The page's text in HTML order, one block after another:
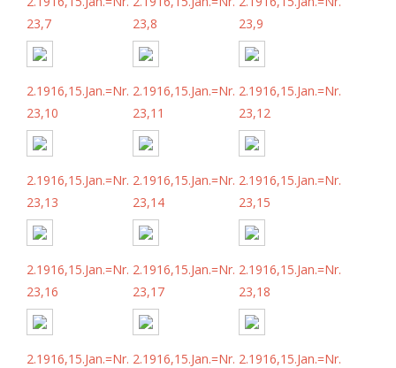
23,7
23,8
23,9
2.1916,15.Jan.=Nr.
23,10
2.1916,15.Jan.=Nr.
23,11
2.1916,15.Jan.=Nr.
23,12
2.1916,15.Jan.=Nr.
23,13
2.1916,15.Jan.=Nr.
23,14
2.1916,15.Jan.=Nr.
23,15
2.1916,15.Jan.=Nr.
23,16
2.1916,15.Jan.=Nr.
23,17
2.1916,15.Jan.=Nr.
23,18
2.1916,15.Jan.=Nr. 2.1916,15.Jan.=Nr. 2.1916,15.Jan.=Nr.